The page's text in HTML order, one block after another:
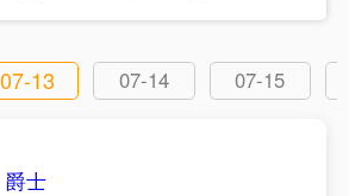
07-13 07-14
07-15
爵士